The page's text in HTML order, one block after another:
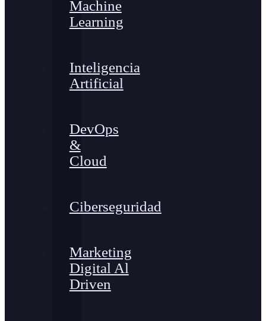
Machine
Learning
Inteligencia
Artificial
DevOps
&
Cloud
Ciberseguridad
Marketing
Digital Al
Driven